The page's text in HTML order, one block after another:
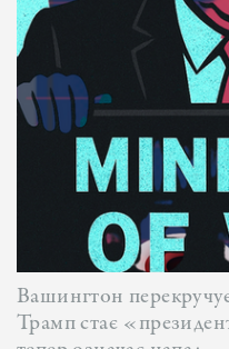
Вашингтон
Трамп стає